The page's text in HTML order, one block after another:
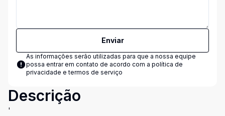
Enviar
As informações serão utilizadas para que a nossa equipe
possa entrar em contato de acordo com a política de
privacidade e termos de serviço
Descrição
'